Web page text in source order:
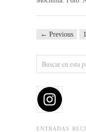
← Previous 1
ENTRADAS